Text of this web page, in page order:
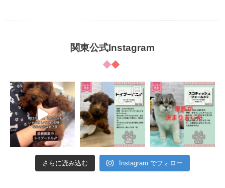
関東公式Instagram
さらに読み込む Instagram でフォロー